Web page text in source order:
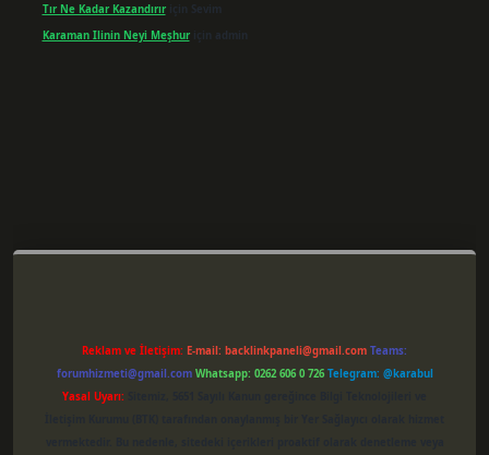
Tır Ne Kadar Kazandırıriçin Sevim
Karaman Ilinin Neyi Meşhuriçin admin
Reklam ve İletişim: E-mail: backlinkpaneli@gmail.com Teams:
forumhizmeti@gmail.com Whatsapp: 0262 606 0 726 Telegram: @karabul
Yasal Uyarı: